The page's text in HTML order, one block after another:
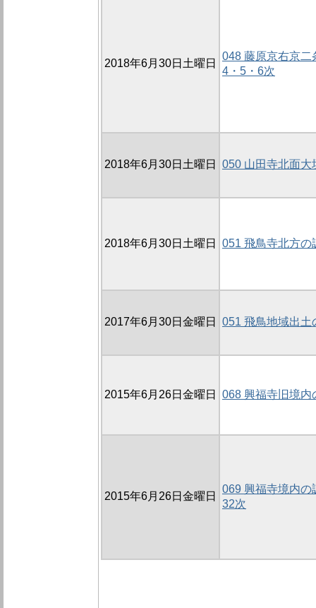
2018年6月30日土曜日
048 藤原京右京二
4・5・6次
2018年6月30日土曜日 050 山田寺北面大
2018年6月30日土曜日 051 飛鳥寺北方の
2017年6月30日金曜日 051 飛鳥地域出土
2015年6月26日金曜日 068 興福寺旧境内
2015年6月26日金曜日
069 興福寺境内の
32次